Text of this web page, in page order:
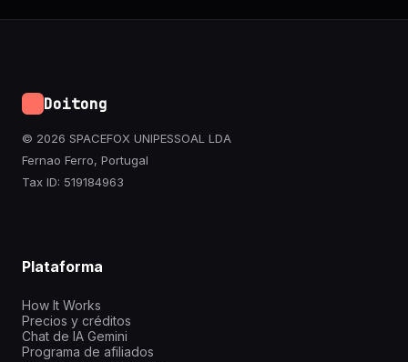
Doitong
© 2026 SPACEFOX UNIPESSOAL LDA
Fernao Ferro, Portugal
Tax ID: 519184963
Plataforma
How It Works
Precios y créditos
Chat de IA Gemini
Programa de afiliados